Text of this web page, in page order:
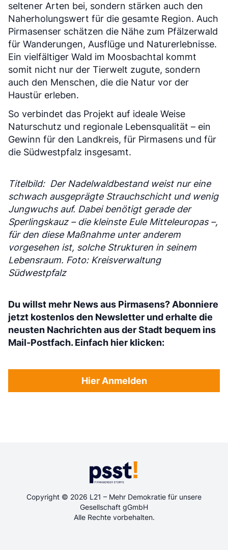
seltener Arten bei, sondern stärken auch den
Naherholungswert für die gesamte Region. Auch
Pirmasenser schätzen die Nähe zum Pfälzerwald
für Wanderungen, Ausflüge und Naturerlebnisse.
Ein vielfältiger Wald im Moosbachtal kommt
somit nicht nur der Tierwelt zugute, sondern
auch den Menschen, die die Natur vor der
Haustür erleben.
So verbindet das Projekt auf ideale Weise
Naturschutz und regionale Lebensqualität – ein
Gewinn für den Landkreis, für Pirmasens und für
die Südwestpfalz insgesamt.
Titelbild: Der Nadelwaldbestand weist nur eine
schwach ausgeprägte Strauchschicht und wenig
Jungwuchs auf. Dabei benötigt gerade der
Sperlingskauz – die kleinste Eule Mitteleuropas –,
für den diese Maßnahme unter anderem
vorgesehen ist, solche Strukturen in seinem
Lebensraum. Foto: Kreisverwaltung
Südwestpfalz
Du willst mehr News aus Pirmasens? Abonniere
jetzt kostenlos den Newsletter und erhalte die
neusten Nachrichten aus der Stadt bequem ins
Mail-Postfach. Einfach hier klicken:
Hier Anmelden
Copyright © 2026 L21 – Mehr Demokratie für unsere
Gesellschaft gGmbH
Alle Rechte vorbehalten.